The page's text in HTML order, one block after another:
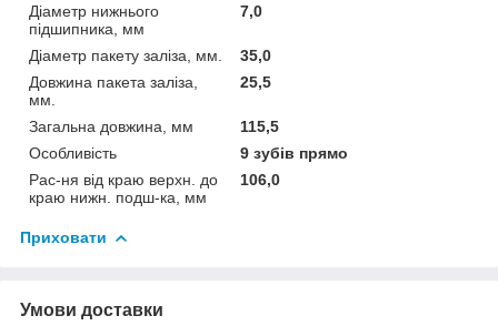
Діаметр нижнього
підшипника, мм
7,0
Діаметр пакету заліза, мм.
35,0
Довжина пакета заліза,
мм.
25,5
Загальна довжина, мм
115,5
Особливість
9 зубів прямо
Рас-ня від краю верхн. до
краю нижн. подш-ка, мм
106,0
Приховати
Умови доставки